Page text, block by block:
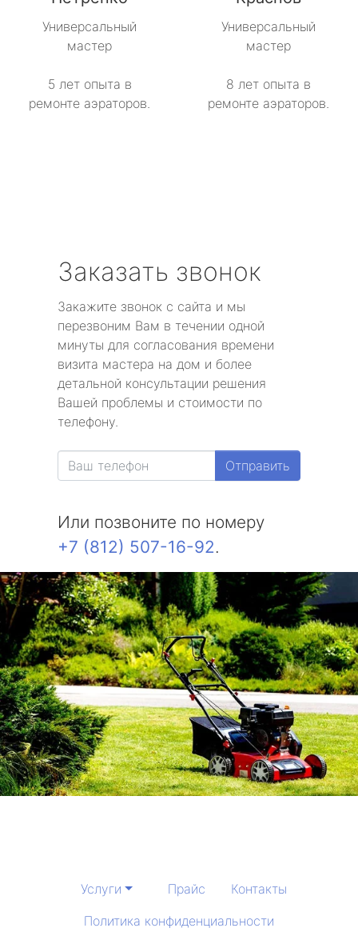
Универсальный
мастер
5 лет опыта в
ремонте аэраторов.
Универсальный
мастер
8 лет опыта в
ремонте аэраторов.
Заказать звонок
Закажите звонок с сайта и мы
перезвоним Вам в течении одной
минуты для согласования времени
визита мастера на дом и более
детальной консультации решения
Вашей проблемы и стоимости по
телефону.
Отправить
Или позвоните по номеру
+7 (812) 507-16-92.
Услуги Прайс
Контакты
Политика конфиденциальности